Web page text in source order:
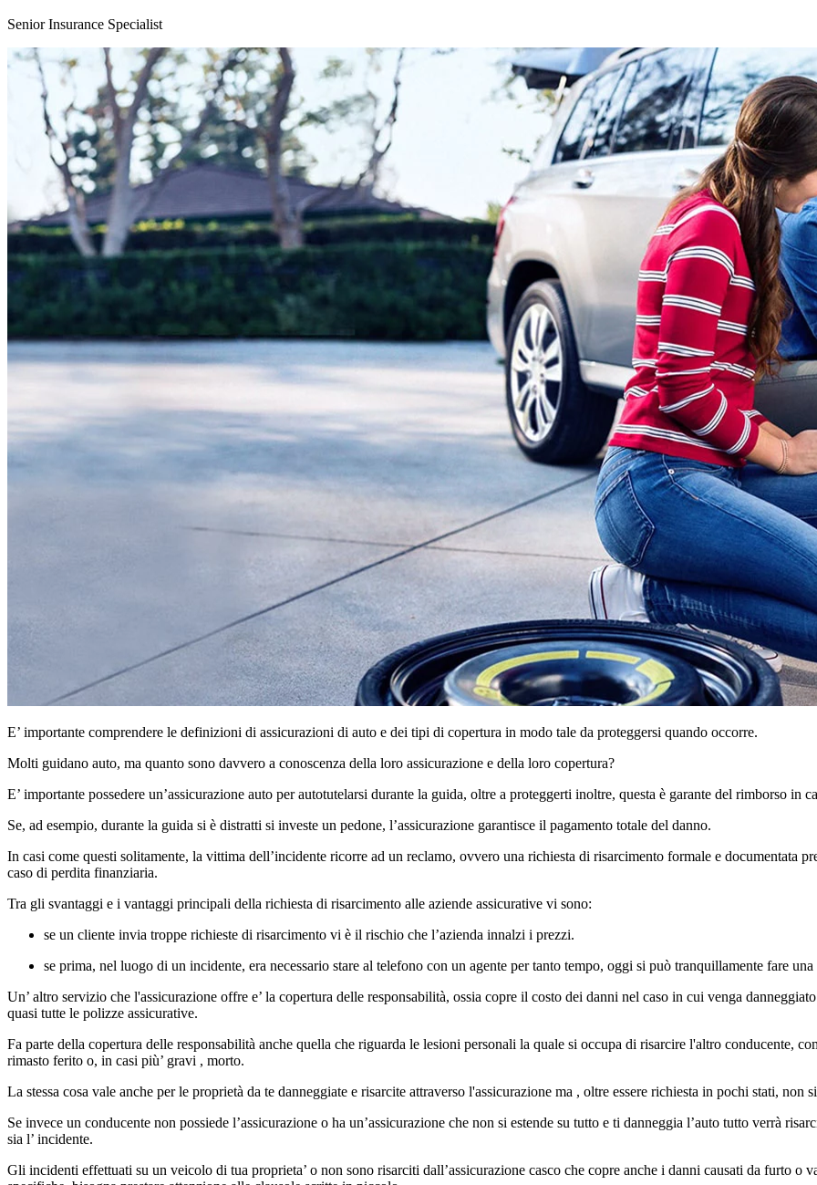
Senior Insurance Specialist
E’ importante comprendere le definizioni di assicurazioni di auto e dei tipi di copertura in modo tale da proteggersi quando occorre.
Molti guidano auto, ma quanto sono davvero a conoscenza della loro assicurazione e della loro copertura?
E’ importante possedere un’assicurazione auto per autotutelarsi durante la guida, oltre a proteggerti inoltre, questa è garante del rimborso in
Se, ad esempio, durante la guida si è distratti si investe un pedone, l’assicurazione garantisce il pagamento totale del danno.
In casi come questi solitamente, la vittima dell’incidente ricorre ad un reclamo, ovvero una richiesta di risarcimento formale e documentata
caso di perdita finanziaria.
Tra gli svantaggi e i vantaggi principali della richiesta di risarcimento alle aziende assicurative vi sono:
se un cliente invia troppe richieste di risarcimento vi è il rischio che l’azienda innalzi i prezzi.
se prima, nel luogo di un incidente, era necessario stare al telefono con un agente per tanto tempo, oggi si può tranquillamente fare
Un’ altro servizio che l'assicurazione offre e’ la copertura delle responsabilità, ossia copre il costo dei danni nel caso in cui venga
quasi tutte le polizze assicurative.
Fa parte della copertura delle responsabilità anche quella che riguarda le lesioni personali la quale si occupa di risarcire l'altro conducente,
rimasto ferito o, in casi più’ gravi , morto.
La stessa cosa vale anche per le proprietà da te danneggiate e risarcite attraverso l'assicurazione ma , oltre essere richiesta in pochi stati, non
Se invece un conducente non possiede l’assicurazione o ha un’assicurazione che non si estende su tutto e ti danneggia l’auto tutto verrà
sia l’ incidente.
Gli incidenti effettuati su un veicolo di tua proprieta’ o non sono risarciti dall’assicurazione casco che copre anche i danni causati da furto o